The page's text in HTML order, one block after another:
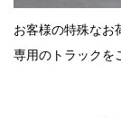
お客様の特殊なお
専用のトラックを